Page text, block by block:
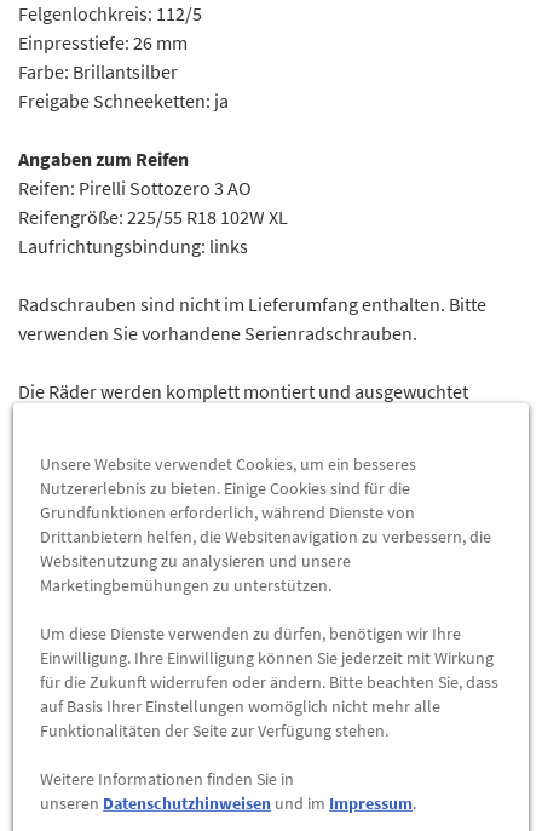
Felgenlochkreis: 112/5
Einpresstiefe: 26 mm
Farbe: Brillantsilber
Freigabe Schneeketten: ja
Angaben zum Reifen
Reifen: Pirelli Sottozero 3 AO
Reifengröße: 225/55 R18 102W XL
Laufrichtungsbindung: links
Radschrauben sind nicht im Lieferumfang enthalten. Bitte
verwenden Sie vorhandene Serienradschrauben.
Die Räder werden komplett montiert und ausgewuchtet
Das Leichtmetallrad mit Winterreifen für die
Laufrichtungsbindung rechts mit der Teilenummer 4K8073548
8Z8 ist separat erhältlich.
Für Fahrzeuge, die mit direkt messendem Reifendruck-
Kontrollsystem ausgestattet sind, empfehlen wir den
Radsensor-Nachrüstsatz.
Hinweis:
bitte beachten Sie die im Bordbuch angegebene maximal
zulässige Achslast (kg)
Unsere Website verwendet Cookies, um ein besseres
Nutzererlebnis zu bieten. Einige Cookies sind für die
Grundfunktionen erforderlich, während Dienste von
Drittanbietern helfen, die Websitenavigation zu verbessern, die
Websitenutzung zu analysieren und unsere
Marketingbemühungen zu unterstützen.
Um diese Dienste verwenden zu dürfen, benötigen wir Ihre
Einwilligung. Ihre Einwilligung können Sie jederzeit mit Wirkung
für die Zukunft widerrufen oder ändern. Bitte beachten Sie, dass
auf Basis Ihrer Einstellungen womöglich nicht mehr alle
Funktionalitäten der Seite zur Verfügung stehen.
Weitere Informationen finden Sie in
unseren Datenschutzhinweisen und im Impressum.